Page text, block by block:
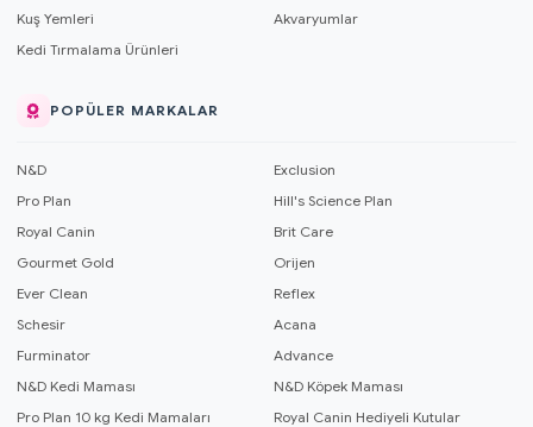
Kuş Yemleri
Akvaryumlar
Kedi Tırmalama Ürünleri
POPÜLER MARKALAR
N&D
Exclusion
Pro Plan
Hill's Science Plan
Royal Canin
Brit Care
Gourmet Gold
Orijen
Ever Clean
Reflex
Schesir
Acana
Furminator
Advance
N&D Kedi Maması
N&D Köpek Maması
Pro Plan 10 kg Kedi Mamaları
Royal Canin Hediyeli Kutular